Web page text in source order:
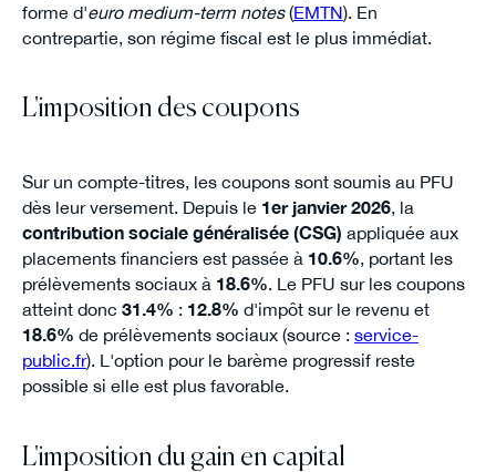
forme d'euro medium-term notes(EMTN). En
contrepartie, son régime fiscal est le plus immédiat.
L'imposition des coupons
Sur un compte-titres, les coupons sont soumis au PFU
dès leur versement. Depuis le 1er janvier 2026, la
contribution sociale généralisée (CSG) appliquée aux
placements financiers est passée à 10.6%, portant les
prélèvements sociaux à 18.6%. Le PFU sur les coupons
atteint donc 31.4% : 12.8% d'impôt sur le revenu et
18.6% de prélèvements sociaux (source : service-
public.fr). L'option pour le barème progressif reste
possible si elle est plus favorable.
L'imposition du gain en capital